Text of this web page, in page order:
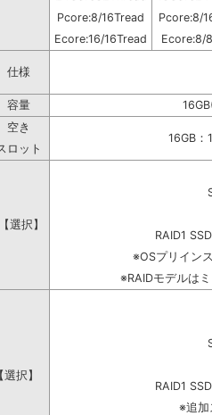
Pcore:8/16Tread
Pcore:8/
Ecore:16/16Tread
Ecore:8/
仕様
容量
空き
16GB
ロット
選択】
RAID1
※OSプリイン
※RAIDモデルは
択】
RAID1
※追加